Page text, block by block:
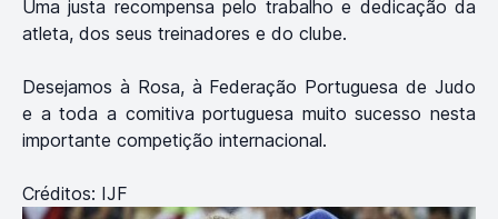
Uma justa recompensa pelo trabalho e dedicação da
atleta, dos seus treinadores e do clube.
Desejamos à Rosa, à Federação Portuguesa de Judo
e a toda a comitiva portuguesa muito sucesso nesta
importante competição internacional.
Créditos: IJF